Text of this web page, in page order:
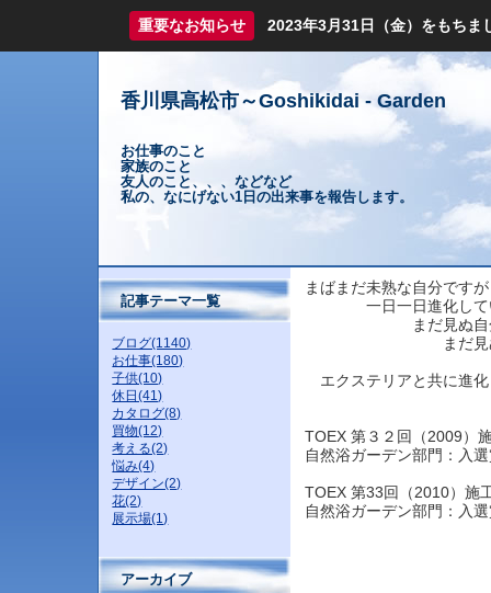
重要なお知らせ 2023年3月31日（金）をもちま
香川県高松市～Goshikidai - Garden
お仕事のこと
家族のこと
友人のこと、、、などなど
私の、なにげない1日の出来事を報告します。
まばまだ未熟な自分ですが
一日一日進化し
まだ見ぬ自分の
まだ見ぬ会社の
エクステリアと共に進
TOEX 第３２回（2009）
自然浴ガーデン部門：入
TOEX 第33回（2010）施
自然浴ガーデン部門：入
記事テーマ一覧
ブログ(1140)
お仕事(180)
子供(10)
休日(41)
カタログ(8)
買物(12)
考える(2)
悩み(4)
デザイン(2)
花(2)
展示場(1)
アーカイブ